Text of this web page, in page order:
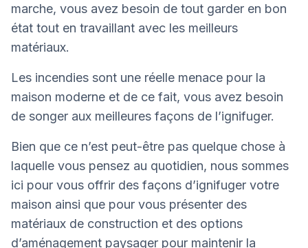
marche, vous avez besoin de tout garder en bon
état tout en travaillant avec les meilleurs
matériaux.
Les incendies sont une réelle menace pour la
maison moderne et de ce fait, vous avez besoin
de songer aux meilleures façons de l’ignifuger.
Bien que ce n’est peut-être pas quelque chose à
laquelle vous pensez au quotidien, nous sommes
ici pour vous offrir des façons d’ignifuger votre
maison ainsi que pour vous présenter des
matériaux de construction et des options
d’aménagement paysager pour maintenir la